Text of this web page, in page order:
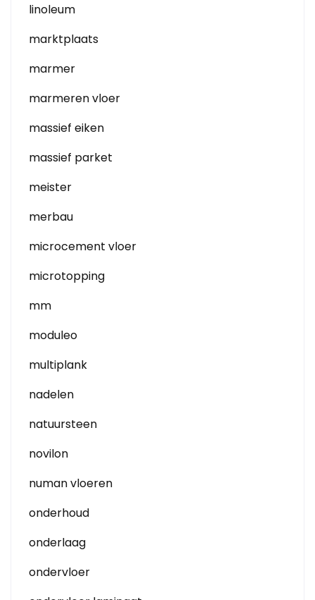
linoleum
marktplaats
marmer
marmeren vloer
massief eiken
massief parket
meister
merbau
microcement vloer
microtopping
mm
moduleo
multiplank
nadelen
natuursteen
novilon
numan vloeren
onderhoud
onderlaag
ondervloer